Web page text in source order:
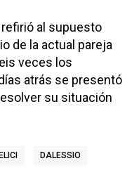
al supuesto
de la actual pareja
veces los
atrás se presentó
su situación
DALESSIO